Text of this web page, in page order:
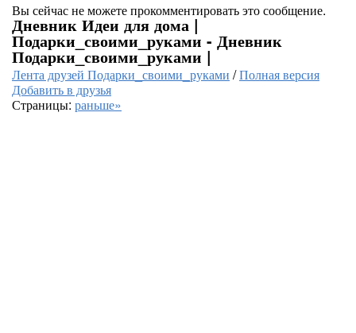
Вы сейчас не можете прокомментировать это сообщение.
Дневник Идеи для дома |
Подарки_своими_руками - Дневник
Подарки_своими_руками |
Лента друзей Подарки_своими_руками /Полная версия
Добавить в друзья
Страницы: раньше»